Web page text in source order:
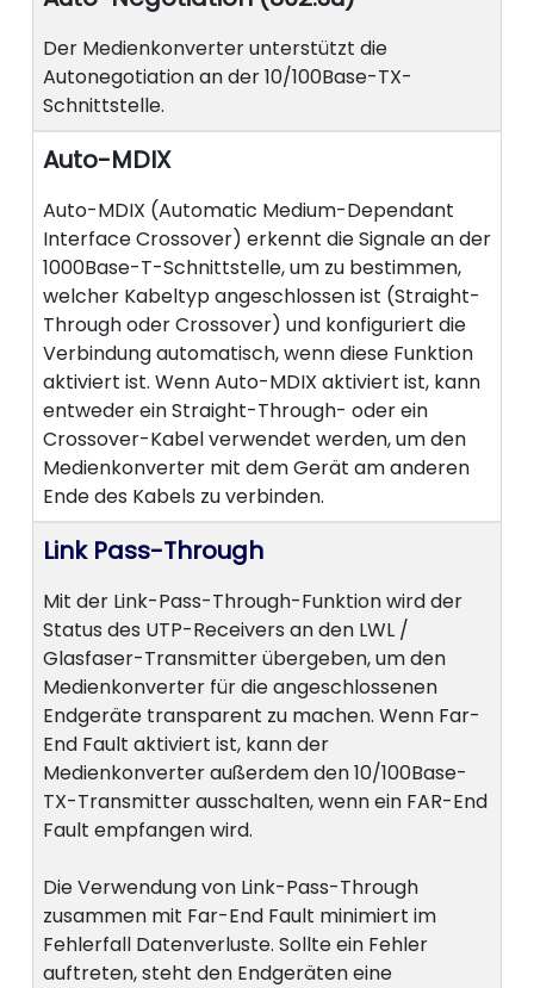
Der Medienkonverter unterstützt die
Autonegotiation an der 10/100Base-TX-
Schnittstelle.
Auto-MDIX
Auto-MDIX (Automatic Medium-Dependant
Interface Crossover) erkennt die Signale an der
1000Base-T-Schnittstelle, um zu bestimmen,
welcher Kabeltyp angeschlossen ist (Straight-
Through oder Crossover) und konfiguriert die
Verbindung automatisch, wenn diese Funktion
aktiviert ist. Wenn Auto-MDIX aktiviert ist, kann
entweder ein Straight-Through- oder ein
Crossover-Kabel verwendet werden, um den
Medienkonverter mit dem Gerät am anderen
Ende des Kabels zu verbinden.
Link Pass-Through
Mit der Link-Pass-Through-Funktion wird der
Status des UTP-Receivers an den LWL /
Glasfaser-Transmitter übergeben, um den
Medienkonverter für die angeschlossenen
Endgeräte transparent zu machen. Wenn Far-
End Fault aktiviert ist, kann der
Medienkonverter außerdem den 10/100Base-
TX-Transmitter ausschalten, wenn ein FAR-End
Fault empfangen wird.
Die Verwendung von Link-Pass-Through
zusammen mit Far-End Fault minimiert im
Fehlerfall Datenverluste. Sollte ein Fehler
auftreten, steht den Endgeräten eine